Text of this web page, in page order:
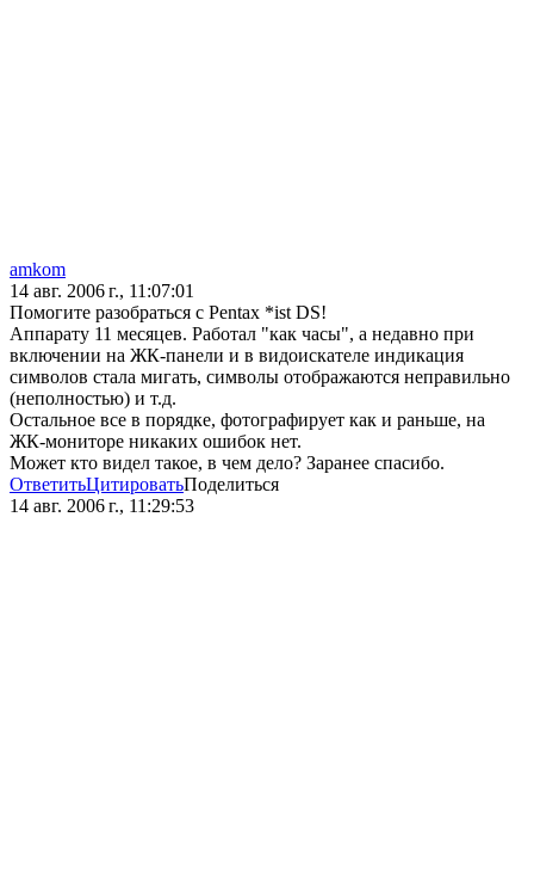
amkom
14 авг. 2006 г., 11:07:01
Помогите разобраться с Pentax *ist DS!
Аппарату 11 месяцев. Работал "как часы", а недавно при
включении на ЖК-панели и в видоискателе индикация
символов стала мигать, символы отображаются неправильно
(неполностью) и т.д.
Остальное все в порядке, фотографирует как и раньше, на
ЖК-мониторе никаких ошибок нет.
Может кто видел такое, в чем дело? Заранее спасибо.
ОтветитьЦитироватьПоделиться
14 авг. 2006 г., 11:29:53